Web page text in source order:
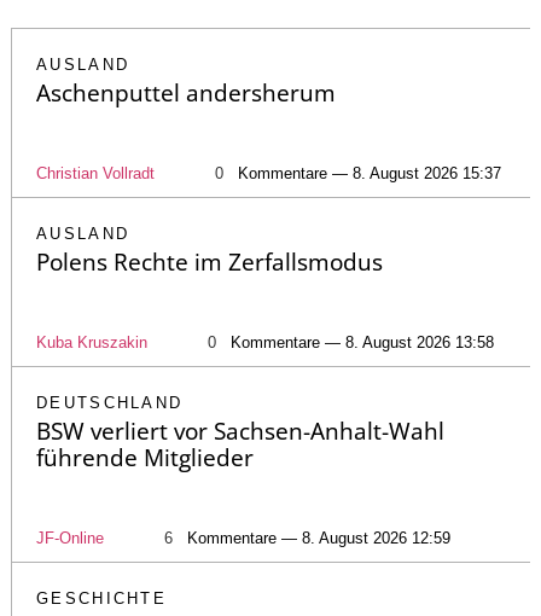
AUSLAND
Aschenputtel andersherum
Christian Vollradt 0 Kommentare — 8. August 2026 15:37
AUSLAND
Polens Rechte im Zerfallsmodus
Kuba Kruszakin 0 Kommentare — 8. August 2026 13:58
DEUTSCHLAND
BSW verliert vor Sachsen-Anhalt-Wahl
führende Mitglieder
JF-Online 6 Kommentare — 8. August 2026 12:59
GESCHICHTE